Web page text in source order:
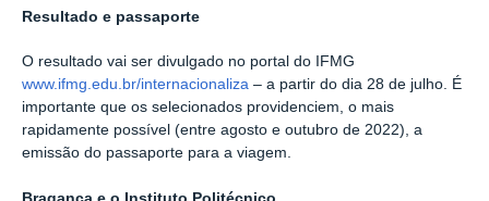
Resultado e passaporte
O resultado vai ser divulgado no portal do IFMG
www.ifmg.edu.br/internacionaliza – a partir do dia 28 de julho. É
importante que os selecionados providenciem, o mais
rapidamente possível (entre agosto e outubro de 2022), a
emissão do passaporte para a viagem.